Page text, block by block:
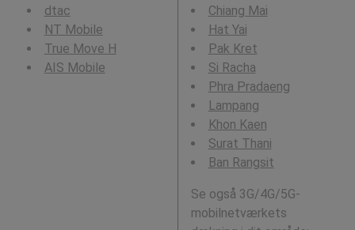
dtac
NT Mobile
True Move H
AIS Mobile
Chiang Mai
Hat Yai
Pak Kret
Si Racha
Phra Pradaeng
Lampang
Khon Kaen
Surat Thani
Ban Rangsit
Se også 3G/4G/5G-
mobilnetværkets